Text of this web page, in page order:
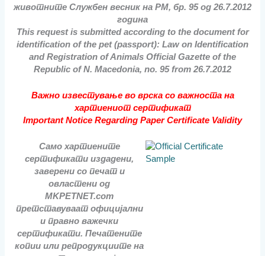
животните Службен весник на РМ, бр. 95 од 26.7.2012
година
This request is submitted according to the document for
identification of the pet (passport): Law on Identification
and Registration of Animals Official Gazette of the
Republic of N. Macedonia, no. 95 from 26.7.2012
Важно известување во врска со важноста на
хартиениот сертификат
Important Notice Regarding Paper Certificate Validity
Само хартиените
сертификати издадени,
заверени со печат и
овластени од
MKPETNET.com
претставуваат официјални
и правно важечки
сертификати. Печатените
копии или репродукциите на